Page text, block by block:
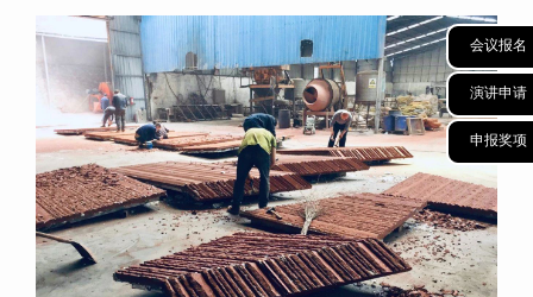
会议报名
演讲申请
申报奖项